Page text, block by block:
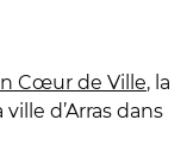
Cœur de Ville, la
d’Arras dans